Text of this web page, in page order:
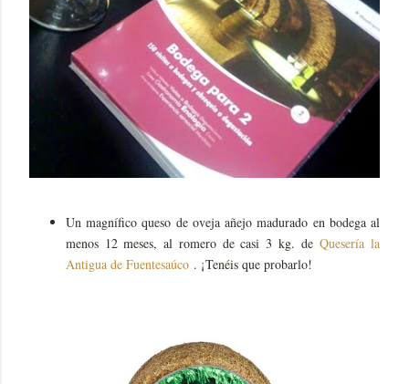
Un magnífico queso de oveja añejo madurado en bodega al
menos 12 meses, al romero de casi 3 kg. deQuesería la
Antigua de Fuentesaúco . ¡Tenéis que probarlo!